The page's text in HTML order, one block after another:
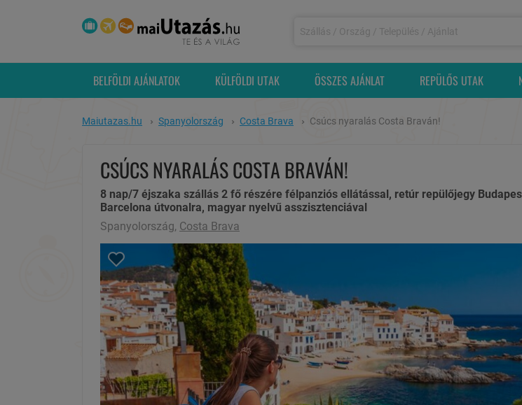
BELFÖLDI AJÁNLATOK KÜLFÖLDI UTAK ÖSSZES AJÁNLAT REPÜLŐS UTAK
Maiutazas.hu Spanyolország Costa Brava Csúcs nyaralás Costa Braván!
CSÚCS NYARALÁS COSTA BRAVÁN!
8 nap/7 éjszaka szállás 2 fő részére félpanziós ellátással, retúr repülőjegy
Barcelona útvonalra, magyar nyelvű asszisztenciával
Spanyolország, Costa Brava